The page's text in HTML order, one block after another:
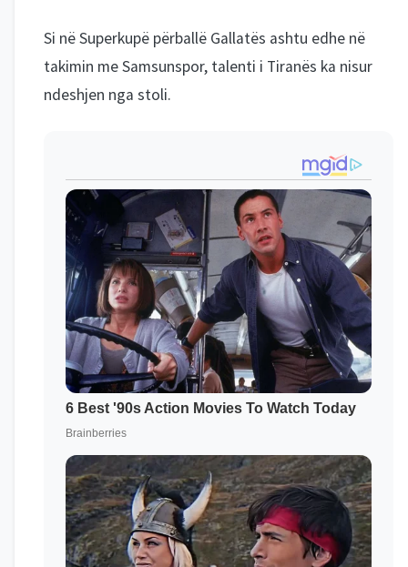
Si në Superkupë përballë Gallatës ashtu edhe në
takimin me Samsunspor, talenti i Tiranës ka nisur
ndeshjen nga stoli.